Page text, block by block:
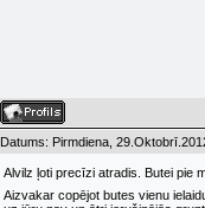
Datums: Pirmdiena,
Alvilz ļoti precīzi atradis. Butei pie
Aizvakar copējot butes vienu